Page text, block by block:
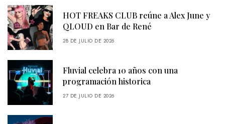
HOT FREAKS CLUB reúne a Alex June y
QLOUD en Bar de René
28 DE JULIO DE 2026
Fluvial celebra 10 años con una
programación historica
27 DE JULIO DE 2026